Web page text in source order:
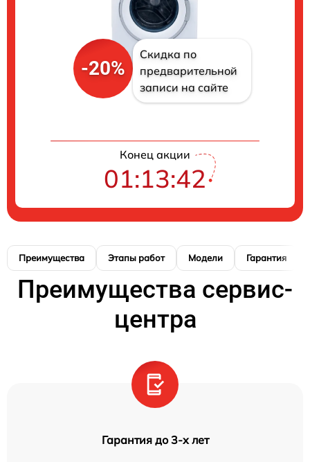
-20%
Скидка по
предварительной
записи на сайте
Конец акции
01:13:41
Преимущества Этапы работ Модели Гарантия
Преимущества сервис-
центра
Гарантия до 3-х лет